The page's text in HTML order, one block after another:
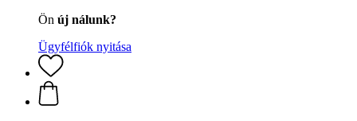
Ön új nálunk?
Ügyfélfiók nyitása